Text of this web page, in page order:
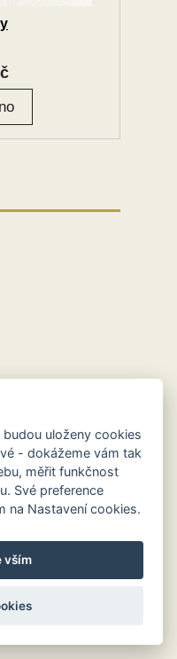
budou uloženy cookies
- dokážeme vám tak
měřit funkčnost
Své preference
na Nastavení cookies.
vším